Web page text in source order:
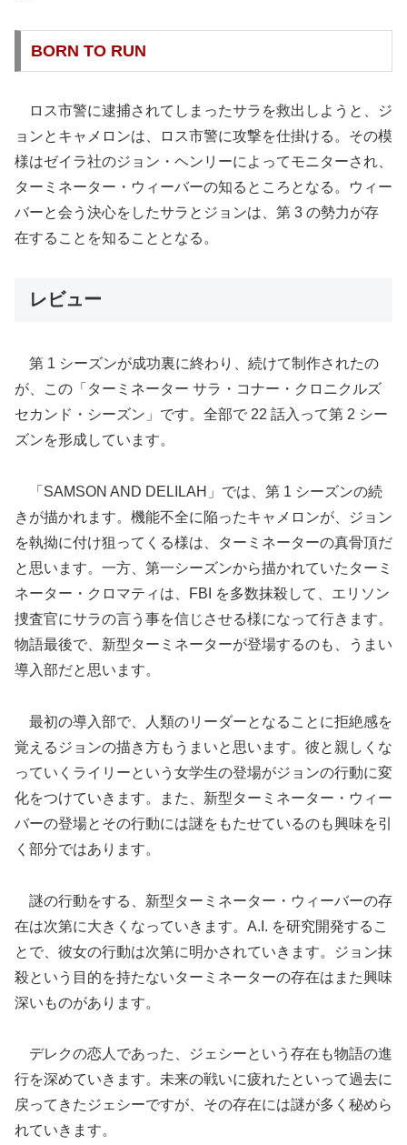
BORN TO RUN
ロス市警に逮捕されてしまったサラを救出しようと、ジ
ョンとキャメロンは、ロス市警に攻撃を仕掛ける。その模
様はゼイラ社のジョン・ヘンリーによってモニターされ、
ターミネーター・ウィーバーの知るところとなる。ウィー
バーと会う決心をしたサラとジョンは、第 3 の勢力が存
在することを知ることとなる。
レビュー
第 1 シーズンが成功裏に終わり、続けて制作されたの
が、この「ターミネーター サラ・コナー・クロニクルズ
セカンド・シーズン」です。全部で 22 話入って第 2 シー
ズンを形成しています。
「SAMSON AND DELILAH」では、第 1 シーズンの続
きが描かれます。機能不全に陥ったキャメロンが、ジョン
を執拗に付け狙ってくる様は、ターミネーターの真骨頂だ
と思います。一方、第一シーズンから描かれていたターミ
ネーター・クロマティは、FBI を多数抹殺して、エリソン
捜査官にサラの言う事を信じさせる様になって行きます。
物語最後で、新型ターミネーターが登場するのも、うまい
導入部だと思います。
最初の導入部で、人類のリーダーとなることに拒絶感を
覚えるジョンの描き方もうまいと思います。彼と親しくな
っていくライリーという女学生の登場がジョンの行動に変
化をつけていきます。また、新型ターミネーター・ウィー
バーの登場とその行動には謎をもたせているのも興味を引
く部分ではあります。
謎の行動をする、新型ターミネーター・ウィーバーの存
在は次第に大きくなっていきます。A.I. を研究開発するこ
とで、彼女の行動は次第に明かされていきます。ジョン抹
殺という目的を持たないターミネーターの存在はまた興味
深いものがあります。
デレクの恋人であった、ジェシーという存在も物語の進
行を深めていきます。未来の戦いに疲れたといって過去に
戻ってきたジェシーですが、その存在には謎が多く秘めら
れていきます。